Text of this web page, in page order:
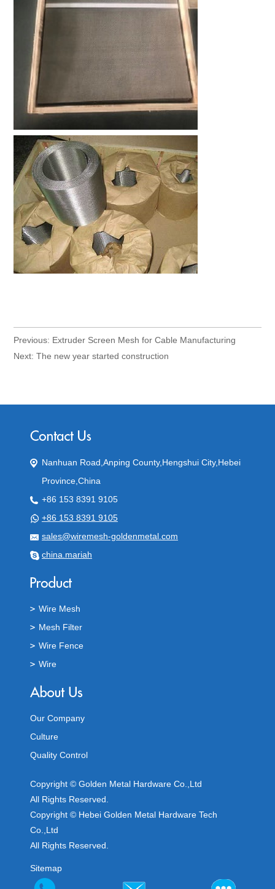
Previous: Extruder Screen Mesh for Cable Manufacturing
Next: The new year started construction
Nanhuan Road,Anping County,Hengshui City,Hebei
Province,China
+86 153 8391 9105
+86 153 8391 9105
sales@wiremesh-goldenmetal.com
china.mariah
Wire Mesh
Mesh Filter
Wire Fence
Wire
Our Company
Culture
Quality Control
Copyright © Golden Metal Hardware Co.,Ltd
All Rights Reserved.
Copyright © Hebei Golden Metal Hardware Tech
Co.,Ltd
All Rights Reserved.
Sitemap